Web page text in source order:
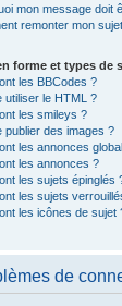
mon message doit
remonter mon
forme et types de
les BBCodes ?
utiliser le HTML ?
les smileys ?
publier des images ?
les annonces
les annonces ?
les sujets épinglés
les sujets
les icônes de sujet
de